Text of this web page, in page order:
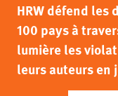
HRW défend les
100 pays à
lumière les
leurs auteurs en